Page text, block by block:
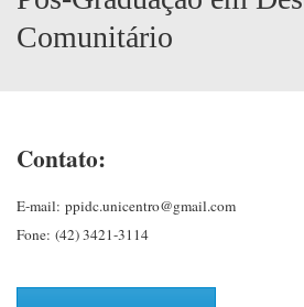
Comunitário
Contato:
E-mail: ppidc.unicentro@gmail.com
Fone: (42) 3421-3114